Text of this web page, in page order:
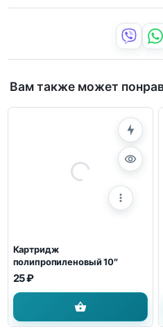
Вам также может
Картридж
полипропиленовый 10″
25 ₽